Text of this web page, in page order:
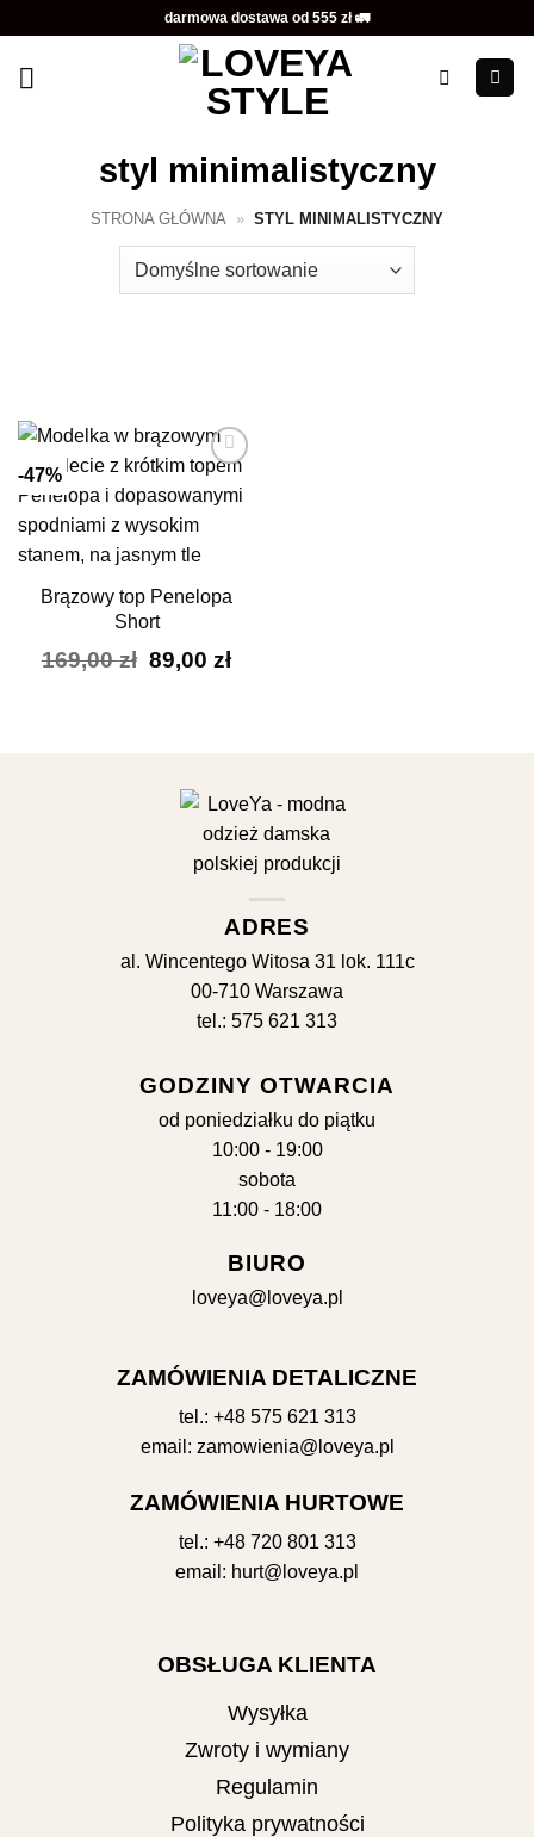
zawartości
darmowa dostawa od 555 zł 🚛
styl minimalistyczny
STRONA GŁÓWNA » STYL MINIMALISTYCZNY
-47%
Dodaj do
ulubionych
Brązowy top Penelopa
Short
169,00zł Pierwotna
89,00złAktualna
ADRES
al. Wincentego Witosa 31 lok. 111c
00-710 Warszawa
tel.: 575 621 313
GODZINY OTWARCIA
od poniedziałku do piątku
10:00 - 19:00
sobota
11:00 - 18:00
BIURO
loveya@loveya.pl
ZAMÓWIENIA DETALICZNE
tel.: +48 575 621 313
email: zamowienia@loveya.pl
ZAMÓWIENIA HURTOWE
tel.: +48 720 801 313
email: hurt@loveya.pl
OBSŁUGA KLIENTA
Wysyłka
Zwroty i wymiany
Regulamin
Polityka prywatności